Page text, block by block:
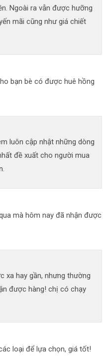
Ngoài ra vẫn được hưỡng
mãi cũng như giá chiết
bạn bè có được huê hồng
luôn cập nhật những dòng
đề xuất cho người mua
mà hôm nay đã nhận được
xa hay gần, nhưng thường
được hàng! chị có chạy
loại để lựa chọn, giá tốt!